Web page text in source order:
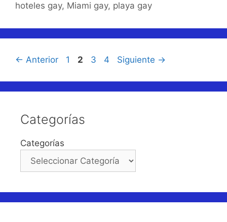
hoteles gay, Miami gay, playa gay
← Anterior Página
1 Página
2 Página
3 Página
4 Siguiente →
Categorías
Categorías